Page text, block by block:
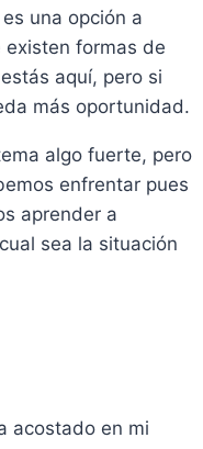
una opción a
formas de
aquí, pero si
más oportunidad.
algo fuerte, pero
enfrentar pues
aprender a
sea la situación
acostado en mi